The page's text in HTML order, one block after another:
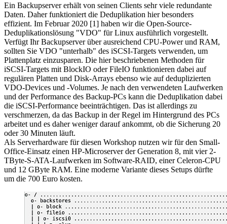
Ein Backupserver erhält von seinen Clients sehr viele redundante
Daten. Daher funktioniert die Deduplikation hier besonders
effizient. Im Februar 2020 [1] haben wir die Open-Source-
Deduplikationslösung "VDO" für Linux ausführlich vorgestellt.
Verfügt Ihr Backupserver über ausreichend CPU-Power und RAM,
sollten Sie VDO "unterhalb" des iSCSI-Targets verwenden, um
Plattenplatz einzusparen. Die hier beschriebenen Methoden für
iSCSI-Targets mit BlockIO oder FileIO funktionieren dabei auf
regulären Platten und Disk-Arrays ebenso wie auf deduplizierten
VDO-Devices und -Volumes. Je nach den verwendeten Laufwerken
und der Performance des Backup-PCs kann die Deduplikation dabei
die iSCSI-Performance beeinträchtigen. Das ist allerdings zu
verschmerzen, da das Backup in der Regel im Hintergrund des PCs
arbeitet und es daher weniger darauf ankommt, ob die Sicherung 20
oder 30 Minuten läuft.
Als Serverhardware für diesen Workshop nutzen wir für den Small-
Office-Einsatz einen HP-Microserver der Generation 8, mit vier 2-
TByte-S-ATA-Laufwerken im Software-RAID, einer Celeron-CPU
und 12 GByte RAM. Eine moderne Variante dieses Setups dürfte
um die 700 Euro kosten.